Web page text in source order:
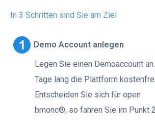
In 3 Schritten sind Sie am Ziel
Demo Account anlegen
Legen Sie einen Demoaccount
Tage lang die Plattform
Entscheiden Sie sich für open
bmonc®, so fahren Sie im Punkt